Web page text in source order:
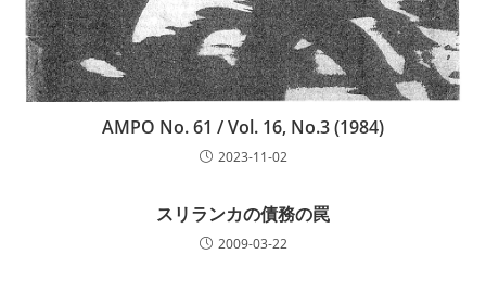
AMPO No. 61 / Vol. 16, No.3 (1984)
2023-11-02
スリランカの債務の罠
2009-03-22